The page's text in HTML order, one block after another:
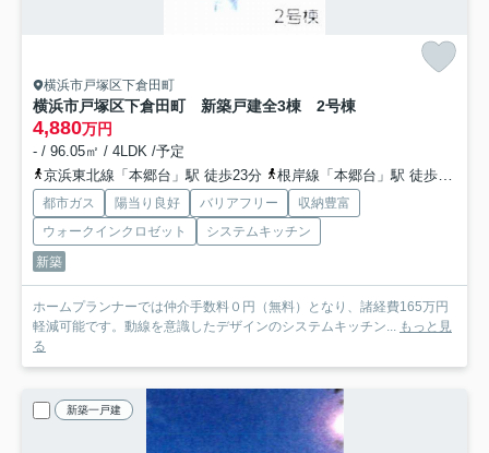
横浜市戸塚区下倉田町
横浜市戸塚区下倉田町 新築戸建全3棟 2号棟
4,880万円
- / 96.05㎡ / 4LDK /予定
京浜東北線「本郷台」駅 徒歩23分
根岸線「本郷台」駅 徒歩23分
都市ガス 陽当り良好 バリアフリー
収納豊富
ウォークインクロゼット
システムキッチン
新築
ホームプランナーでは仲介手数料０円（無料）となり、諸経費165万円
軽減可能です。動線を意識したデザインのシステムキッチン... もっと見
る
新築一戸建